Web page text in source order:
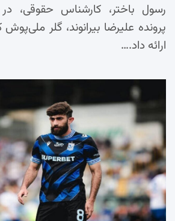
رسول باختر، کارشناس
پرونده علیرضا بیرانوند، گلر
ارائه داد.…